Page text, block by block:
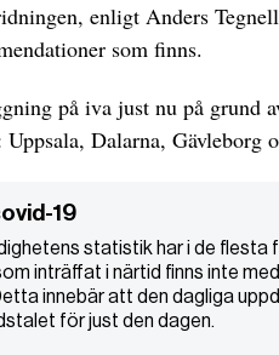
enligt Anders
som finns.
på iva just nu på grund
Dalarna, Gävleborg
19
statistik har i de flesta
inträffat i närtid finns inte
innebär att den dagliga
för just den dagen.